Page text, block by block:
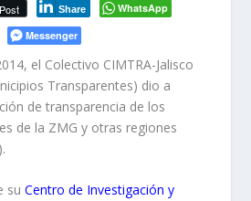
Post Share
WhatsApp
Messenger
el Colectivo CIMTRA-Jalisco
Transparentes) dio a
de transparencia de los
de la ZMG y otras regiones
).
suCentro de Investigación y